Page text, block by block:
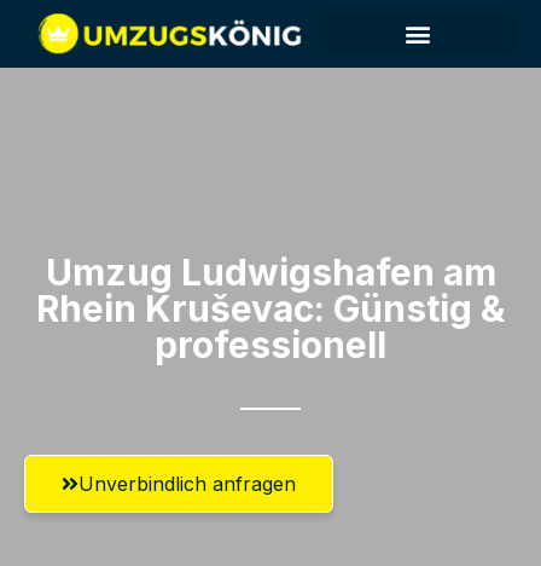
Umzug Ludwigshafen am
Rhein​ Kruševac: Günstig &
professionell​
Unverbindlich anfragen